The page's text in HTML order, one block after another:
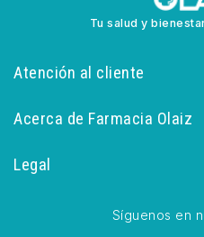
Tu salud y
Atención al cliente
Acerca de Farmacia Olaiz
Legal
Síguenos en